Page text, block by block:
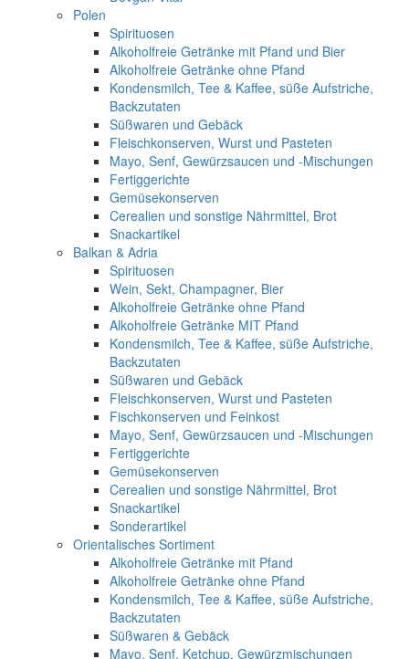
Polen
Spirituosen
Alkoholfreie Getränke mit Pfand und Bier
Alkoholfreie Getränke ohne Pfand
Kondensmilch, Tee & Kaffee, süße Aufstriche,
Backzutaten
Süßwaren und Gebäck
Fleischkonserven, Wurst und Pasteten
Mayo, Senf, Gewürzsaucen und -Mischungen
Fertiggerichte
Gemüsekonserven
Cerealien und sonstige Nährmittel, Brot
Snackartikel
Balkan & Adria
Spirituosen
Wein, Sekt, Champagner, Bier
Alkoholfreie Getränke ohne Pfand
Alkoholfreie Getränke MIT Pfand
Kondensmilch, Tee & Kaffee, süße Aufstriche,
Backzutaten
Süßwaren und Gebäck
Fleischkonserven, Wurst und Pasteten
Fischkonserven und Feinkost
Mayo, Senf, Gewürzsaucen und -Mischungen
Fertiggerichte
Gemüsekonserven
Cerealien und sonstige Nährmittel, Brot
Snackartikel
Sonderartikel
Orientalisches Sortiment
Alkoholfreie Getränke mit Pfand
Alkoholfreie Getränke ohne Pfand
Kondensmilch, Tee & Kaffee, süße Aufstriche,
Backzutaten
Süßwaren & Gebäck
Mayo, Senf, Ketchup, Gewürzmischungen